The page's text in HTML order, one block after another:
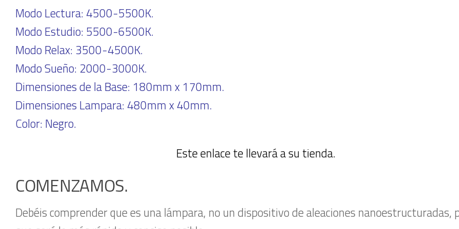
Modo Lectura: 4500-5500K.
Modo Estudio: 5500-6500K.
Modo Relax: 3500-4500K.
Modo Sueño: 2000-3000K.
Dimensiones de la Base: 180mm x 170mm.
Dimensiones Lampara: 480mm x 40mm.
Color: Negro.
Este enlace te llevará a su tienda.
COMENZAMOS.
Debéis comprender que es una lámpara, no un dispositivo de aleaciones nanoestructuradas,